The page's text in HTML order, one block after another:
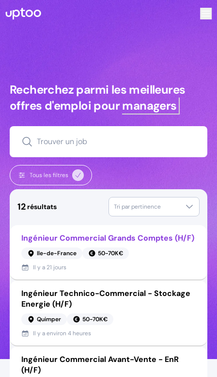
Recherchez parmi les meilleures
Recherchez parmi les meilleures
offres d'emploi pourmanagers
Trouver un job
Tous les filtres
12 résultats Tri par pertinence
Ingénieur Commercial Grands Comptes (H/F)
Ile-de-France
50-70K€
Il y a 21 jours
Ingénieur Technico-Commercial - Stockage
Energie (H/F)
Quimper
50-70K€
Il y aenviron 4 heures
Ingénieur Commercial Avant-Vente - EnR
(H/F)